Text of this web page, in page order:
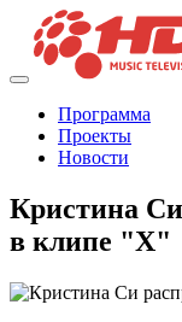
Программа
Проекты
Новости
Кристина
в клипе "Х"